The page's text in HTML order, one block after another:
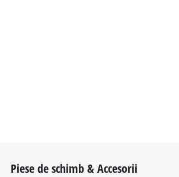
Piese de schimb & Accesorii